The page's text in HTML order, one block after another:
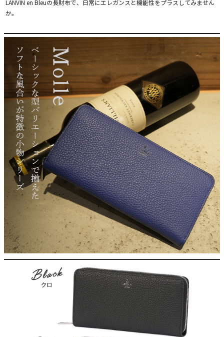
LANVIN en Bleuの長財布で、日常にエレガンスと機能性をプラスしてみません
か。